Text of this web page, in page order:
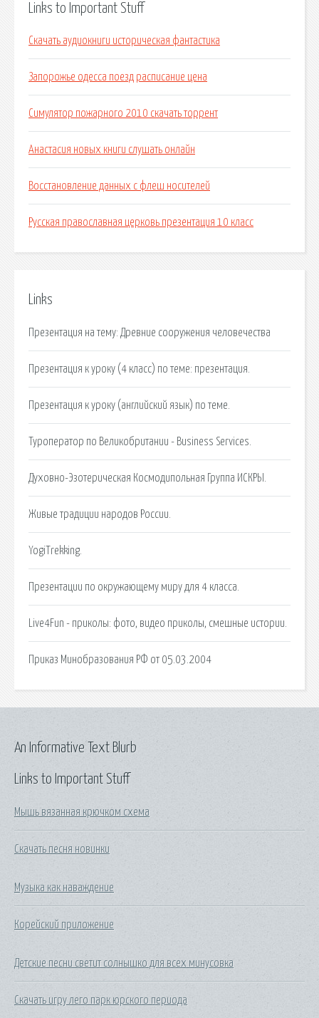
Links to Important Stuff
Скачать аудиокниги историческая фантастика
Запорожье одесса поезд расписание цена
Симулятор пожарного 2010 скачать торрент
Анастасия новых книги слушать онлайн
Восстановление данных с флеш носителей
Русская православная церковь презентация 10 класс
Links
Презентация на тему: Древние сооружения человечества
Презентация к уроку (4 класс) по теме: презентация.
Презентация к уроку (английский язык) по теме.
Туроператор по Великобритании - Business Services.
Духовно-Эзотерическая Космодипольная Группа ИСКРЫ.
Живые традиции народов России.
YogiTrekking.
Презентации по окружающему миру для 4 класса.
Live4Fun - приколы: фото, видео приколы, смешные истории.
Приказ Минобразования РФ от 05.03.2004
Links to Important Stuff
Мышь вязанная крючком схема
Скачать песня новинки
Музыка как наваждение
Корейский приложение
Детские песни светит солнышко для всех минусовка
Скачать игру лего парк юрского периода
An Informative Text Blurb